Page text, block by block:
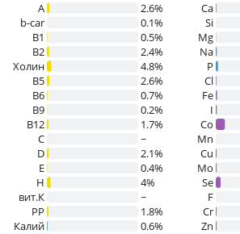
A
2.6%
b-car
0.1%
В1
0.5%
B2
2.4%
Холин
4.8%
B5
2.6%
B6
0.7%
B9
0.2%
B12
1.7%
C
~
D
2.1%
E
0.4%
H
4%
вит.К
~
PP
1.8%
Калий
0.6%
Ca
Si
Mg
Na
P
Cl
Fe
I
Co
Mn
Cu
Mo
Se
F
Cr
Zn